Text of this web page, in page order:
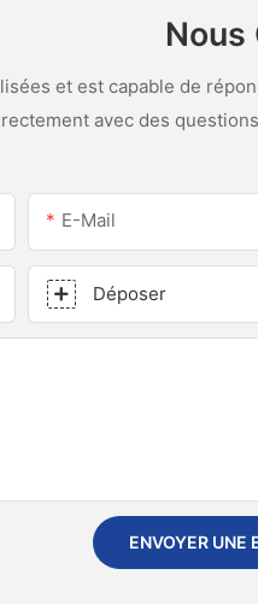
Nous
et est capable de
avec des
E-Mail
Déposer
ENVOYER UNE